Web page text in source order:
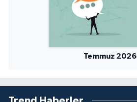
Temmuz 2026
Trabzon Müftülüğü
Tunceli Müftülüğü
Van Müftülüğü